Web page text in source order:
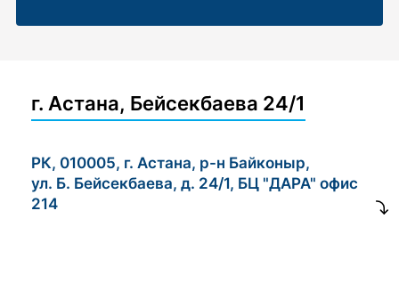
г. Астана, Бейсекбаева 24/1
РК, 010005, г. Астана, р-н Байконыр,
ул. Б. Бейсекбаева, д. 24/1, БЦ "ДАРА" офис
214